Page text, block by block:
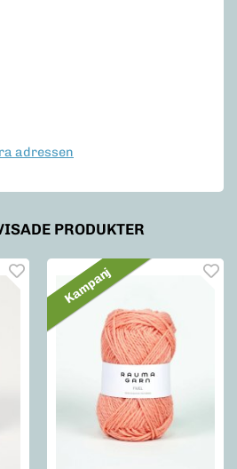
adressen
PRODUKTER
Kampanj